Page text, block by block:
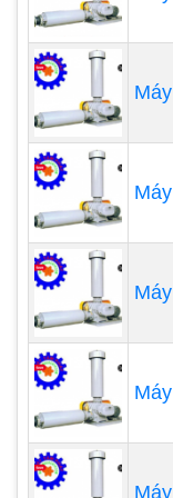
cung cấp
và nâng cao
vậy, chúng còn
hệ thống bơm
trình hoạt động
quả hơn.
Máy thổi khi
lĩnh vực công
nước, cần cung
khí trong nước.
trình xử lý nước
giúp chất
Ứng dụng của